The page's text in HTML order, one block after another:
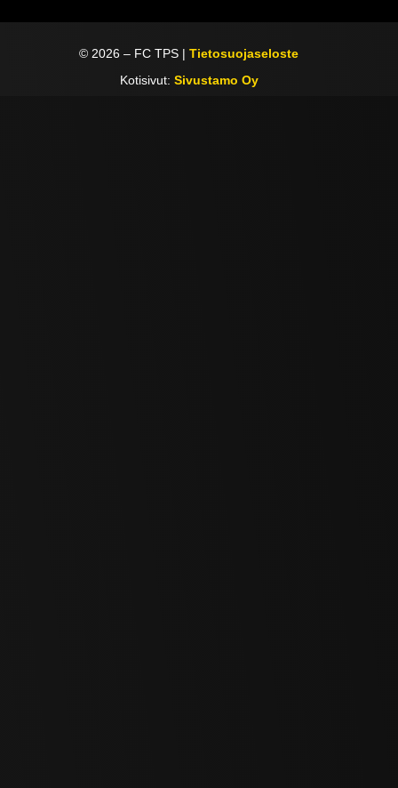
© 2026 – FC TPS |Tietosuojaseloste
Kotisivut: Sivustamo Oy